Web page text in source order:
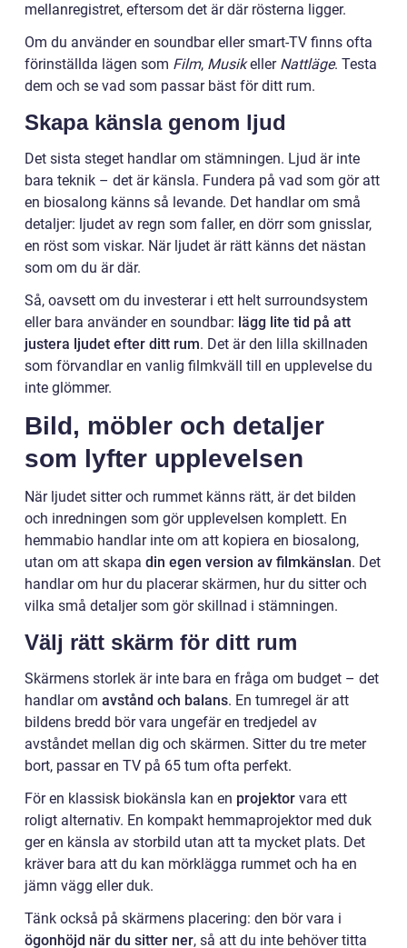
mellanregistret, eftersom det är där rösterna ligger.
Om du använder en soundbar eller smart-TV finns ofta
förinställda lägen som Film, Musikeller Nattläge. Testa
dem och se vad som passar bäst för ditt rum.
Skapa känsla genom ljud
Det sista steget handlar om stämningen. Ljud är inte
bara teknik – det är känsla. Fundera på vad som gör att
en biosalong känns så levande. Det handlar om små
detaljer: ljudet av regn som faller, en dörr som gnisslar,
en röst som viskar. När ljudet är rätt känns det nästan
som om du är där.
Så, oavsett om du investerar i ett helt surroundsystem
eller bara använder en soundbar: lägg lite tid på att
justera ljudet efter ditt rum. Det är den lilla skillnaden
som förvandlar en vanlig filmkväll till en upplevelse du
inte glömmer.
Bild, möbler och detaljer
som lyfter upplevelsen
När ljudet sitter och rummet känns rätt, är det bilden
och inredningen som gör upplevelsen komplett. En
hemmabio handlar inte om att kopiera en biosalong,
utan om att skapa din egen version av filmkänslan. Det
handlar om hur du placerar skärmen, hur du sitter och
vilka små detaljer som gör skillnad i stämningen.
Välj rätt skärm för ditt rum
Skärmens storlek är inte bara en fråga om budget – det
handlar om avstånd och balans. En tumregel är att
bildens bredd bör vara ungefär en tredjedel av
avståndet mellan dig och skärmen. Sitter du tre meter
bort, passar en TV på 65 tum ofta perfekt.
För en klassisk biokänsla kan en projektor vara ett
roligt alternativ. En kompakt hemmaprojektor med duk
ger en känsla av storbild utan att ta mycket plats. Det
kräver bara att du kan mörklägga rummet och ha en
jämn vägg eller duk.
Tänk också på skärmens placering: den bör vara i
ögonhöjd när du sitter ner, så att du inte behöver titta